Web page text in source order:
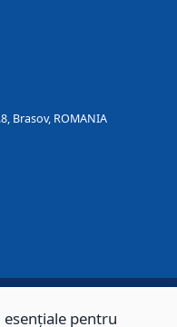
Brasov, ROMANIA
pentru